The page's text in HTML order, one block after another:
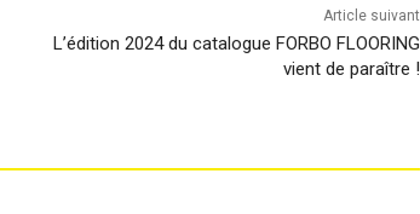
Article suivant
L’édition 2024 du catalogue FORBO FLOORING
vient de paraître !